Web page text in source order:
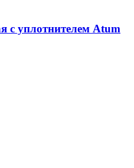
с уплотнителем Atum